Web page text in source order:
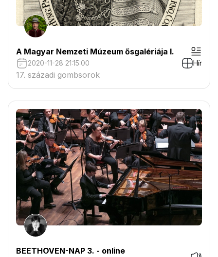
A Magyar Nemzeti Múzeum ősgalériája I.
2020-11-28 21:15:00 Hír
17. századi gombsorok
BEETHOVEN-NAP 3. - online